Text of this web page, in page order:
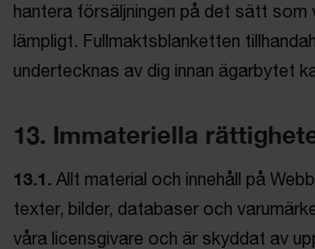
hantera försäljningen på det sätt som
lämpligt. Fullmaktsblanketten
undertecknas av dig innan ägarbytet
13. Immateriella
13.1. Allt material och innehåll på
texter, bilder, databaser och
våra licensgivare och är skyddat av